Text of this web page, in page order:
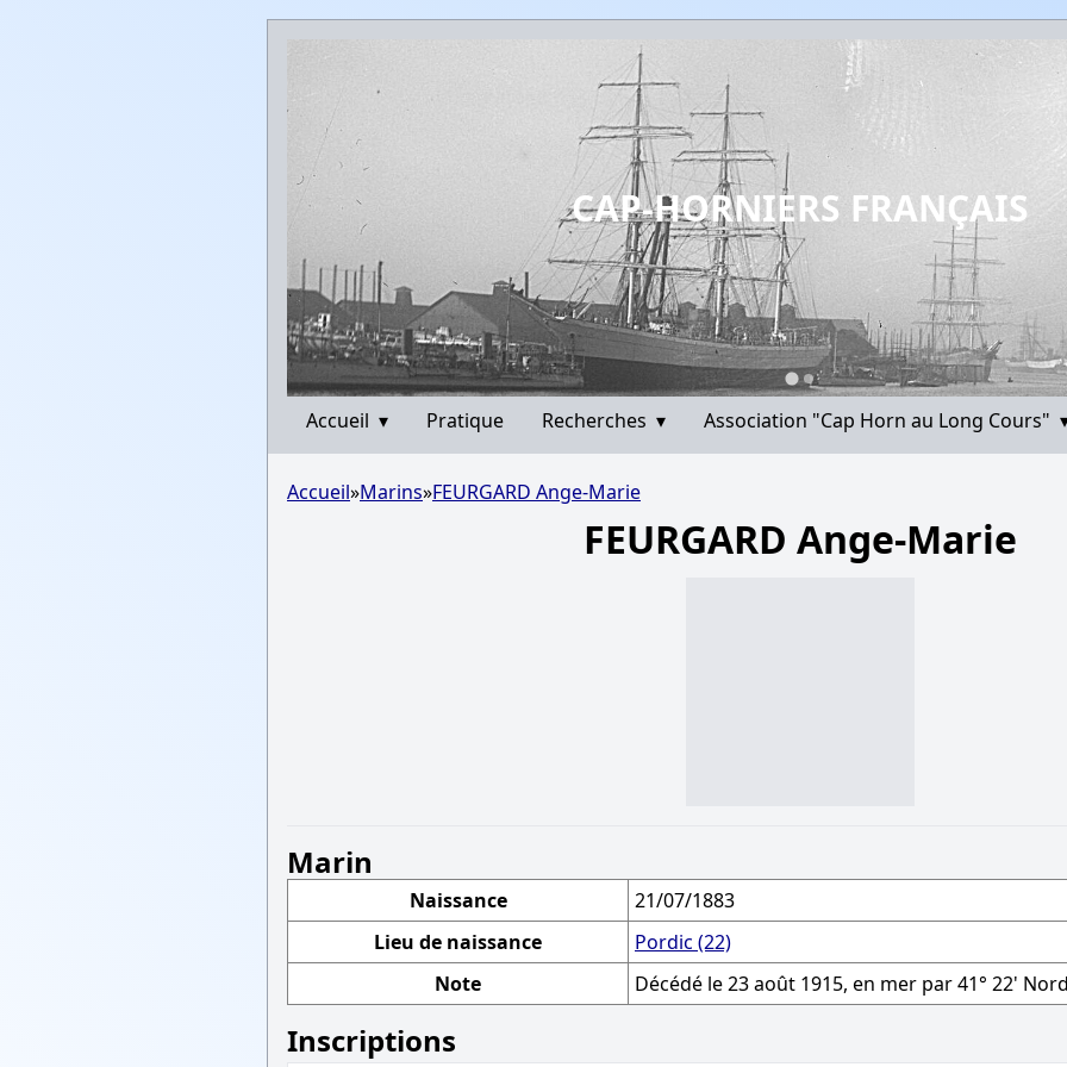
CAP-HORNIERS FRANÇAIS
Accueil ▾ Pratique Recherches ▾ Association "Cap Horn au Long Cours"
Accueil»Marins»FEURGARD Ange-Marie
FEURGARD Ange-Marie
Marin
Naissance
21/07/1883
Lieu de naissance
Pordic (22)
Note
Décédé le 23 août 1915, en mer par 41° 22'
Inscriptions